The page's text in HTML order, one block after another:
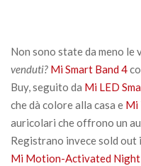
Non sono state da meno
venduti? Mi Smart Band 4
Buy, seguito da Mi LED
che dà colore alla casa e Mi
auricolari che offrono un
Registrano invece sold
Mi Motion-Activated